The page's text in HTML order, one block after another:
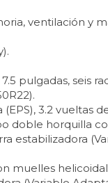
ventilación y
pulgadas, seis
3.2 vueltas
doble horquilla
estabilizadora
muelles